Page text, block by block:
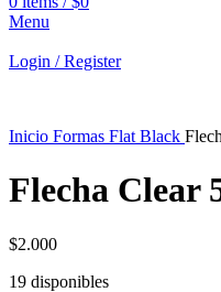
Menu
Login / Register
Inicio Formas Flat Black
Flecha Clear
$2.000
19 disponibles